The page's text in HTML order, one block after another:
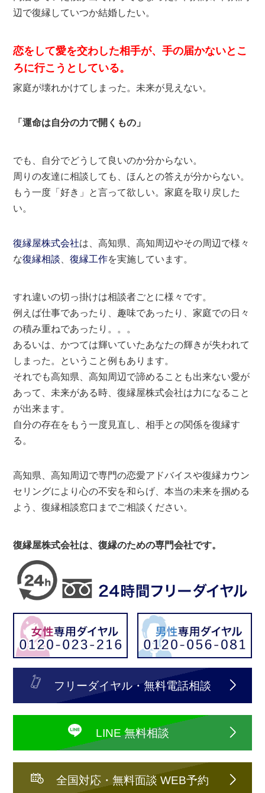
辺で復縁していつか結婚したい。
恋をして愛を交わした相手が、手の届かないとこ
ろに行こうとしている。
家庭が壊れかけてしまった。未来が見えない。
「運命は自分の力で開くもの」
でも、自分でどうして良いのか分からない。
周りの友達に相談しても、ほんとの答えが分からない。
もう一度「好き」と言って欲しい。家庭を取り戻した
い。
復縁屋株式会社は、高知県、高知周辺やその周辺で様々
な復縁相談 、復縁工作を実施しています。
すれ違いの切っ掛けは相談者ごとに様々です。
例えば仕事であったり、趣味であったり、家庭での日々
の積み重ねであったり。。。
あるいは、かつては輝いていたあなたの輝きが失われて
しまった。ということ例もあります。
それでも高知県、高知周辺で諦めることも出来ない愛が
あって、未来がある時、復縁屋株式会社は力になること
が出来ます。
自分の存在をもう一度見直し、相手との関係を復縁す
る。
高知県、高知周辺で専門の恋愛アドバイスや復縁カウン
セリングにより心の不安を和らげ、本当の未来を掴める
よう、復縁相談窓口までご相談ください。
復縁屋株式会社は、復縁のための専門会社です。
フリーダイヤル・無料電話相談
LINE 無料相談
全国対応・無料面談 WEB予約